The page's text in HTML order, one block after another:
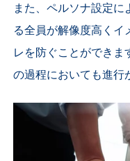
また、ペルソナ設定
る全員が解像度高く
レを防ぐことができま
の過程においても進行